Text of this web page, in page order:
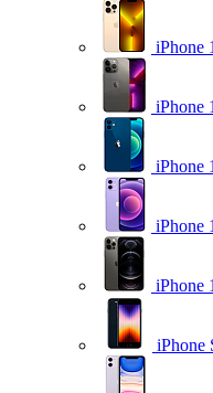
iPhone
iPhone
iPhone
iPhone
iPhone
iPhone